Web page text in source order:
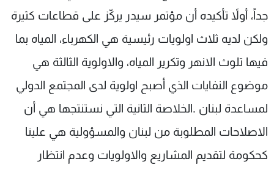
جداً، أولاً تأكيده أن مؤتمر سيدر يركّز على قطاعات كثيرة
ولكن لديه ثلاث اولويات رئيسية هي الكهرباء، المياه بما
فيها تلوث الانهر وتكرير المياه، والاولوية الثالثة هي
موضوع النفايات الذي أصبح اولوية لدى المجتمع الدولي
لمساعدة لبنان .الخلاصة الثانية التي نستنتجها هي أن
الاصلاحات المطلوبة من لبنان والمسؤولية هي علينا
كحكومة لتقديم المشاريع والاولويات وعدم انتظار